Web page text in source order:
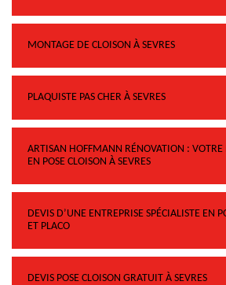
MONTAGE DE CLOISON À SEVRES
PLAQUISTE PAS CHER À SEVRES
ARTISAN HOFFMANN RÉNOVATION :
EN POSE CLOISON À SEVRES
DEVIS D’UNE ENTREPRISE SPÉCIALISTE EN
ET PLACO
DEVIS POSE CLOISON GRATUIT À SEVRES